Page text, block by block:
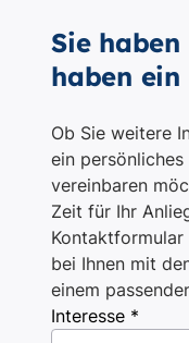
Sie
haben ein
Ob Sie weitere
ein
vereinbaren
Zeit für Ihr
bei Ihnen mit
einem
Interesse *